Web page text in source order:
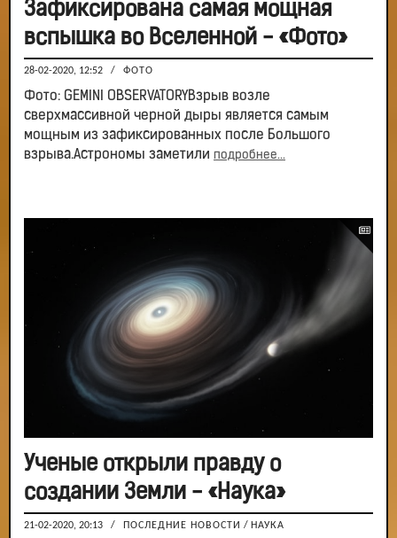
Зафиксирована самая мощная
вспышка во Вселенной - «Фото»
28-02-2020, 12:52 / ФОТО
Фото: GEMINI OBSERVATORYВзрыв возле
сверхмассивной черной дыры является самым
мощным из зафиксированных после Большого
взрыва.Астрономы заметили подробнее...
Ученые открыли правду о
создании Земли - «Наука»
21-02-2020, 20:13 / ПОСЛЕДНИЕ НОВОСТИ / НАУКА